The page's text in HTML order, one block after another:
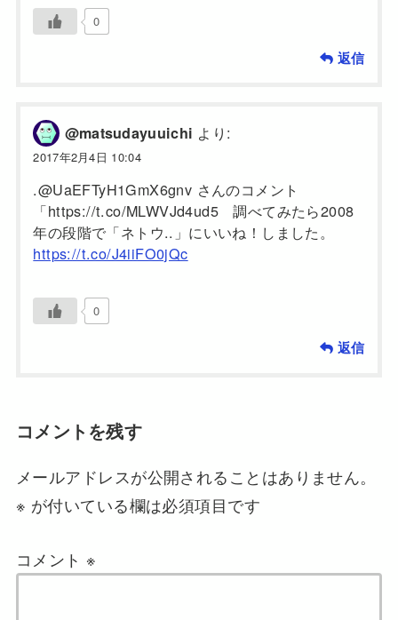
0
返信
@matsudayuuichi より:
2017年2月4日 10:04
.@UaEFTyH1GmX6gnv さんのコメント
「https://t.co/MLWVJd4ud5 調べてみたら2008
年の段階で「ネトウ..」にいいね！しました。
https://t.co/J4iiFO0jQc
0
返信
コメントを残す
メールアドレスが公開されることはありません。
※ が付いている欄は必須項目です
コメント ※